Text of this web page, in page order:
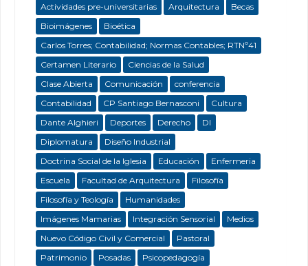
Actividades pre-universitarias Arquitectura
Becas
Bioimágenes
Bioética
Carlos Torres; Contabilidad; Normas Contables; RTNº41
Certamen Literario
Ciencias de la Salud
Clase Abierta
Comunicación
conferencia
Contabilidad
CP Santiago Bernasconi
Cultura
Dante Alghieri
Deportes Derecho
DI
Diplomatura
Diseño Industrial
Doctrina Social de la Iglesia
Educación
Enfermeria
Escuela
Facultad de Arquitectura
Filosofía
Filosofía y Teología
Humanidades
Imágenes Mamarias
Integración Sensorial
Medios
Nuevo Código Civil y Comercial
Pastoral
Patrimonio
Posadas
Psicopedagogía